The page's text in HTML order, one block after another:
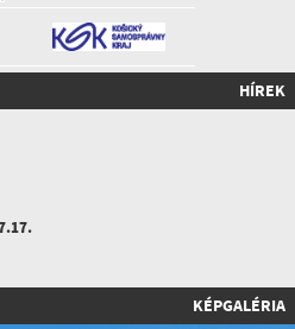
HÍREK
KÉPGALÉRIA